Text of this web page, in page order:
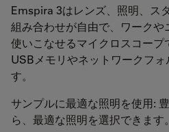
Emspira 3はレンズ、照明、ス
組み合わせが自由で、ワークや
使いこなせるマイクロスコープ
USBメモリやネットワークフ
す。
サンプルに最適な照明を使用:
ら、最適な照明を選択できます。